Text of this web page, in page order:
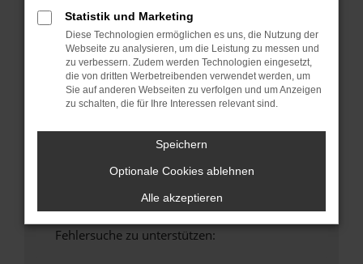
Stelle sicher, dass dein Browser und dein
Betriebssystem auf dem neuesten Stand
sind.
Veraltete Software birgt nicht nur ein
Sicherheitsrisiko, sondern kann auch dazu
führen, dass bestimmte Funktionen nicht mehr
Wende dich an den Webseitenbetreiber.
Wenn du alle oben genannten Schritte versucht
hast, kontaktiere uns bitte. Wir werden
versuchen, das Problem zu beheben. Du kannst
uns diesen Text schicken, um uns bei der
Fehlersuche zu unterstützen:
Statistik und Marketing
Diese Technologien ermöglichen es uns, die Nutzung der
Webseite zu analysieren, um die Leistung zu messen und
zu verbessern. Zudem werden Technologien eingesetzt,
die von dritten Werbetreibenden verwendet werden, um
Sie auf anderen Webseiten zu verfolgen und um Anzeigen
zu schalten, die für Ihre Interessen relevant sind.
Speichern
Optionale Cookies ablehnen
Alle akzeptieren